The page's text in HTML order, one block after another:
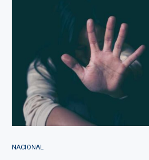
NACIONAL